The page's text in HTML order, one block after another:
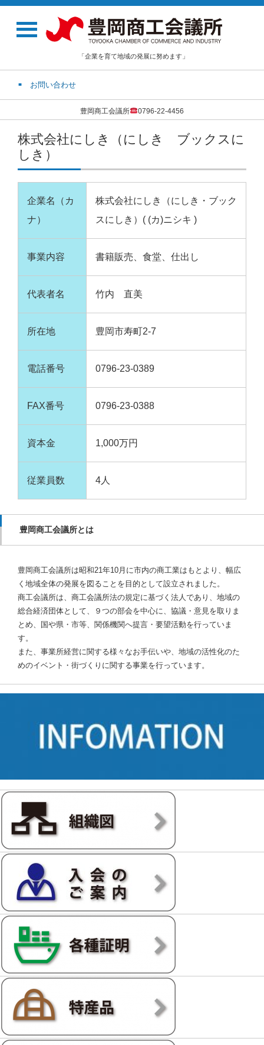
「企業を育て地域の発展に努めます」
お問い合わせ
豊岡商工会議所 0796-22-4456
株式会社にしき（にしき ブックスに
しき）
企業名（カ
ナ）
株式会社にしき（にしき・ブック
スにしき）( (カ)ニシキ )
事業内容 書籍販売、食堂、仕出し
代表者名 竹内 直美
所在地 豊岡市寿町2-7
電話番号 0796-23-0389
FAX番号 0796-23-0388
資本金 1,000万円
従業員数 4人
豊岡商工会議所とは
豊岡商工会議所は昭和21年10月に市内の商工業はもとより、幅広
く地域全体の発展を図ることを目的として設立されました。
商工会議所は、商工会議所法の規定に基づく法人であり、地域の
総合経済団体として、９つの部会を中心に、協議・意見を取りま
とめ、国や県・市等、関係機関へ提言・要望活動を行っていま
す。
また、事業所経営に関する様々なお手伝いや、地域の活性化のた
めのイベント・街づくりに関する事業を行っています。